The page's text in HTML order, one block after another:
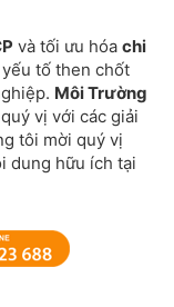
và tối ưu hóachi
yếu tố then chốt
Môi Trường
vị với các giải
tôi mời quý vị
dung hữu ích tại